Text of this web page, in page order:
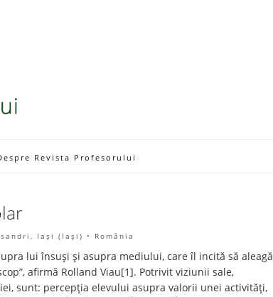
Revista Profesorului
Iași (Iaşi) • România
lui însuși și asupra mediului, care îl incită să aleagă
afirmă Rolland Viau[1]. Potrivit viziunii sale,
sunt: percepția elevului asupra valorii unei activități,